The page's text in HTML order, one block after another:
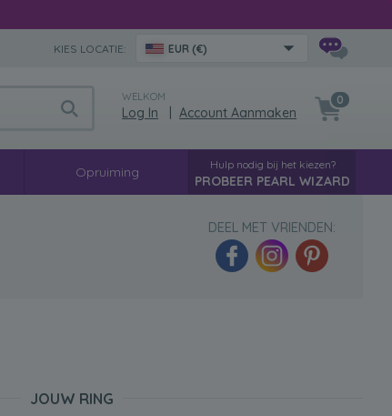
KIES LOCATIE: EUR (€)
WELKOM
Log In |Account Aanmaken
0
Opruiming Hulp nodig bij het kiezen?
PROBEER PEARL WIZARD
DEEL MET VRIENDEN:
JOUW RING